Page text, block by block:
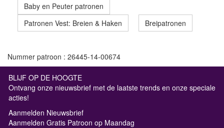
Baby en Peuter patronen
Patronen Vest: Breien & Haken
Breipatronen
Nummer patroon : 26445-14-00674
BLIJF OP DE HOOGTE
Ontvang onze nieuwsbrief met de laatste trends en onze speciale
acties!
Aanmelden Nieuwsbrief
Aanmelden Gratis Patroon op Maandag